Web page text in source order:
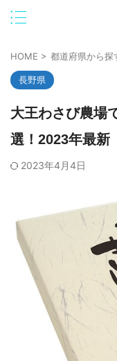
HOME > 都道府県から探
長野県
大王わさび農場
選！2023年最新
2023年4月4日